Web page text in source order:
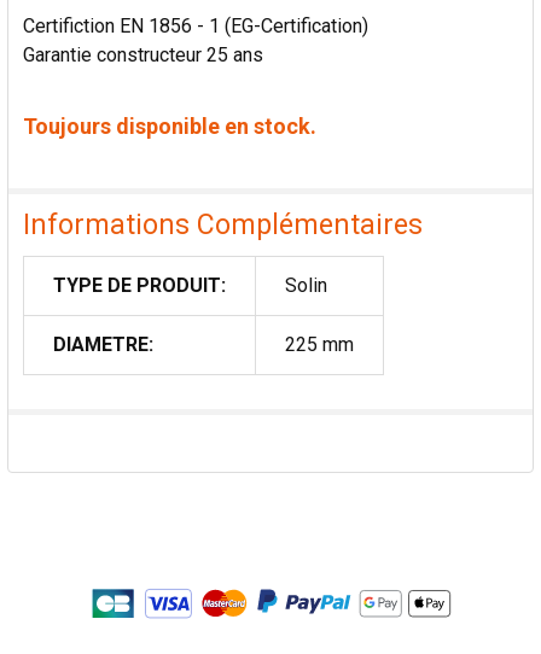
Certifiction EN 1856 - 1 (EG-Certification)
Garantie constructeur 25 ans
Toujours disponible en stock.
Informations Complémentaires
TYPE DE PRODUIT: Solin
DIAMETRE: 225 mm